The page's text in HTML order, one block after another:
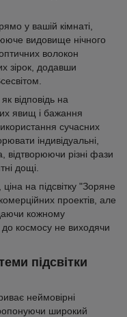
у вашій кімнаті,
видовище нічного
волокон
зірок, додавши
відповідь на
явищ і бажання
сучасних
індивідуальні,
відтворюючи різні фази
дощі.
на підсвітку "Зоряне
проектів, але
кожному
космосу не виходячи
підсвітки
неймовірні
широкий